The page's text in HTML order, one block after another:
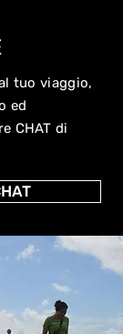
tuo viaggio,
ed
CHAT di